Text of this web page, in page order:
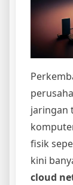
jaringan
fisik
kini
cloud